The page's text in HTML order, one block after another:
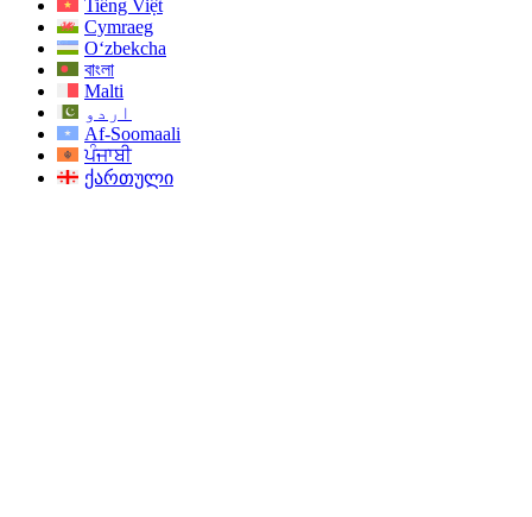
Tiếng Việt
Cymraeg
O‘zbekcha
বাংলা
Malti
اردو
Af-Soomaali
ਪੰਜਾਬੀ
ქართული